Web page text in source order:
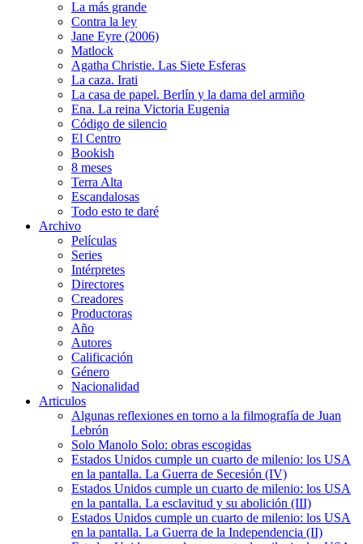
La más grande
Contra la ley
Jane Eyre (2006)
Matlock
Agatha Christie. Las Siete Esferas
La caza. Irati
La casa de papel. Berlín y la dama del armiño
Ena. La reina Victoria Eugenia
Código de silencio
El Centro
Bookish
8 meses
Terra Alta
Escandalosas
Todo esto te daré
Archivo
Películas
Series
Intérpretes
Directores
Creadores
Productoras
Año
Autores
Calificación
Género
Nacionalidad
Articulos
Algunas reflexiones en torno a la filmografía de Juan
Lebrón
Solo Manolo Solo: obras escogidas
Estados Unidos cumple un cuarto de milenio: los USA
en la pantalla. La Guerra de Secesión (IV)
Estados Unidos cumple un cuarto de milenio: los USA
en la pantalla. La esclavitud y su abolición (III)
Estados Unidos cumple un cuarto de milenio: los USA
en la pantalla. La Guerra de la Independencia (II)